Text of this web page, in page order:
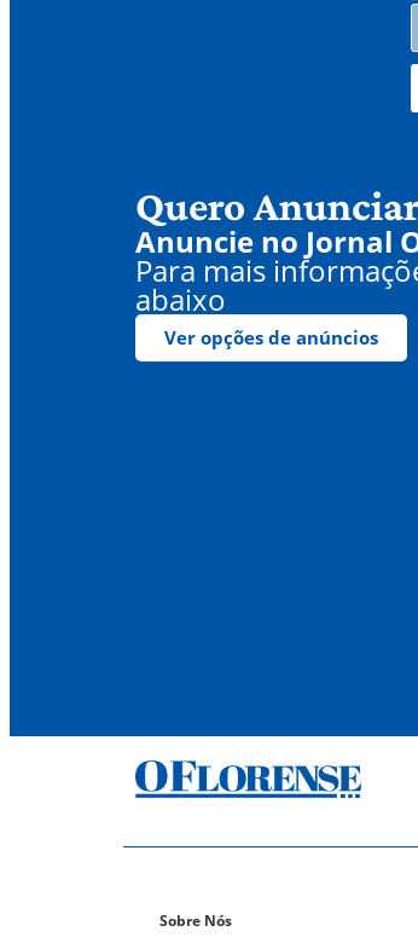
Quero
Anuncie no Jornal
Para mais
abaixo
Ver opções de anúncios
Sobre Nós